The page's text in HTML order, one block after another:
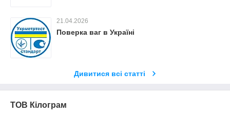
21.04.2026
Поверка ваг в Україні
Дивитися всі статті
ТОВ Кілограм